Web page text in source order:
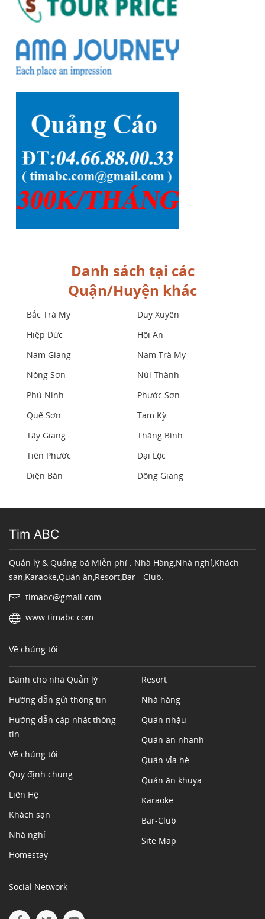
Danh sách tại các
Quận/Huyện khác
Bắc Trà My
Duy Xuyên
Hiệp Đức
Hội An
Nam Giang
Nam Trà My
Nông Sơn
Núi Thành
Phú Ninh
Phước Sơn
Quế Sơn
Tam Kỳ
Tây Giang
Thăng Bình
Tiên Phước
Đại Lộc
Điện Bàn
Đông Giang
Tim ABC
Quản lý & Quảng bá Miễn phí : Nhà Hàng,Nhà nghỉ,Khách
sạn,Karaoke,Quán ăn,Resort,Bar - Club.
timabc@gmail.com
www.timabc.com
Về chúng tôi
Dành cho nhà Quản lý
Hướng dẫn gửi thông tin
Hướng dẫn cập nhật thông
tin
Về chúng tôi
Quy định chung
Liên Hệ
Khách sạn
Nhà nghỉ
Homestay
Resort
Nhà hàng
Quán nhậu
Quán ăn nhanh
Quán vỉa hè
Quán ăn khuya
Karaoke
Bar-Club
Site Map
Social Network